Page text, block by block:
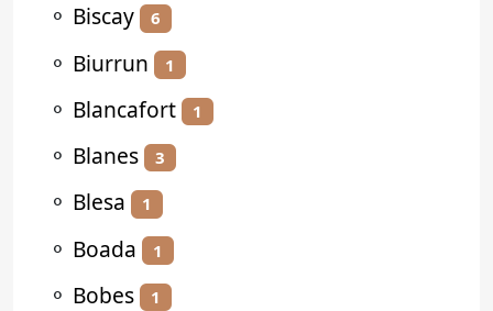
⚬ Biscay 6
⚬ Biurrun 1
⚬ Blancafort 1
⚬ Blanes 3
⚬ Blesa 1
⚬ Boada 1
⚬ Bobes 1